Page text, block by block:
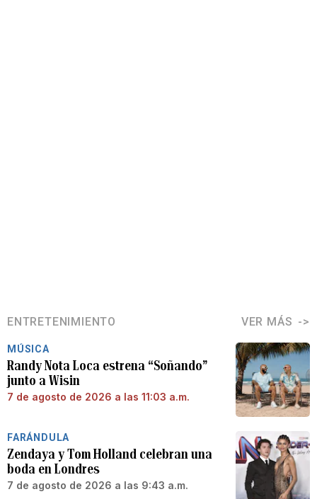
ENTRETENIMIENTO VER MÁS
MÚSICA
Randy Nota Loca estrena “Soñando”
junto a Wisin
7 de agosto de 2026 a las 11:03 a.m.
FARÁNDULA
Zendaya y Tom Holland celebran una
boda en Londres
7 de agosto de 2026 a las 9:43 a.m.